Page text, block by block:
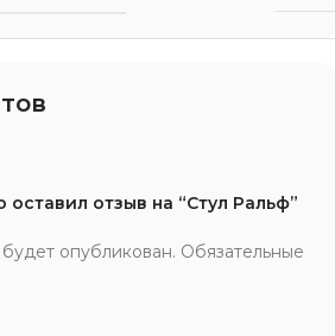
оставил отзыв на “Стул Ральф”
опубликован. Обязательные